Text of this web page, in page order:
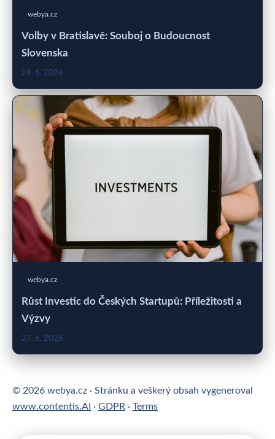
webya.cz
Volby v Bratislavě: Souboj o Budoucnost
Slovenska
28. 6. 2026
webya.cz
Růst Investic do Českých Startupů: Příležitosti a
Výzvy
27. 6. 2026
© 2026 webya.cz · Stránku a veškerý obsah vygeneroval
www.contentis.AI · GDPR · Terms